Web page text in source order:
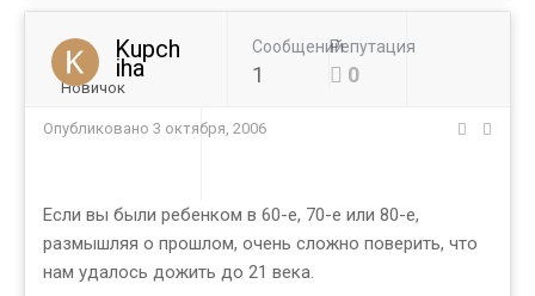
Kupch
iha
Новичок
Сообщений
1
Репутация
0
Опубликовано 3 октября, 2006
Если вы были ребенком в 60-е, 70-е или 80-е,
размышляя о прошлом, очень сложно поверить, что
нам удалось дожить до 21 века.